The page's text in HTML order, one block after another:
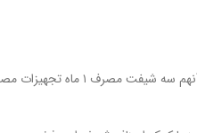
در ۴ ساعت با کمک هلال احمر و شبکه عظیم